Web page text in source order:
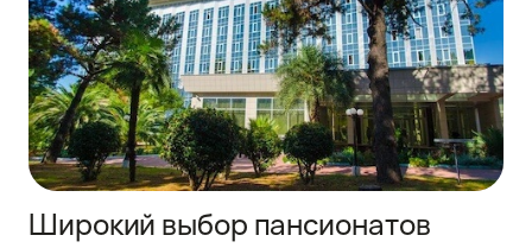
Широкий выбор пансионатов